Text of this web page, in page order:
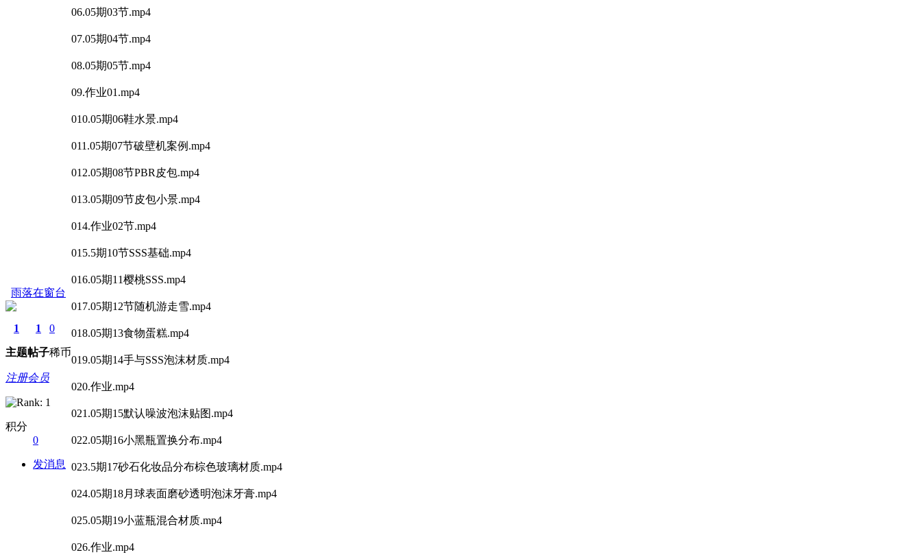
雨落在窗台
1
主题
1
帖子
0
稀币
注册会员
积分
0
发消息
06.05期03节.mp4
07.05期04节.mp4
08.05期05节.mp4
09.作业01.mp4
010.05期06鞋水景.mp4
011.05期07节破壁机案例.mp4
012.05期08节PBR皮包.mp4
013.05期09节皮包小景.mp4
014.作业02节.mp4
015.5期10节SSS基础.mp4
016.05期11樱桃SSS.mp4
017.05期12节随机游走雪.mp4
018.05期13食物蛋糕.mp4
019.05期14手与SSS泡沫材质.mp4
020.作业.mp4
021.05期15默认噪波泡沫贴图.mp4
022.05期16小黑瓶置换分布.mp4
023.5期17砂石化妆品分布棕色玻璃材质.mp4
024.05期18月球表面磨砂透明泡沫牙膏.mp4
025.05期19小蓝瓶混合材质.mp4
026.作业.mp4